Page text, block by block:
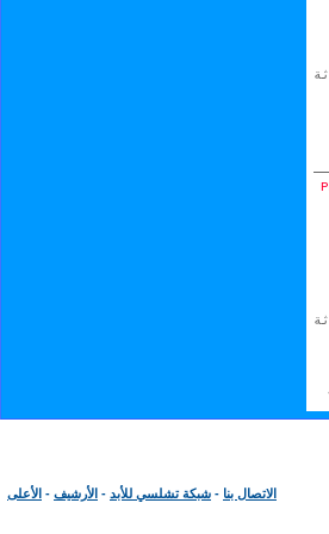
الاتصال بنا - شبكة تشلسي للأبد - الأرشيف - الأعلى